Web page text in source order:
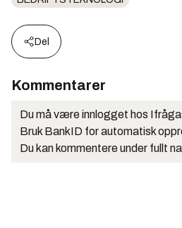
Del
Kommentarer
Du må være innlogget hos
Bruk BankID for automatisk
Du kan kommentere under fullt